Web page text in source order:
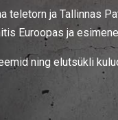
ja Tallinnas
Euroopas ja
ning elutsükli